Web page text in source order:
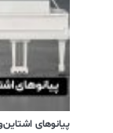
پیانوهای